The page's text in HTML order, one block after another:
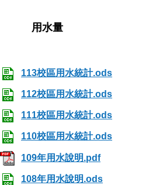
用水量
113校區用水統計.ods
112校區用水統計.ods
111校區用水統計.ods
110校區用水統計.ods
109年用水說明.pdf
108年用水說明.ods